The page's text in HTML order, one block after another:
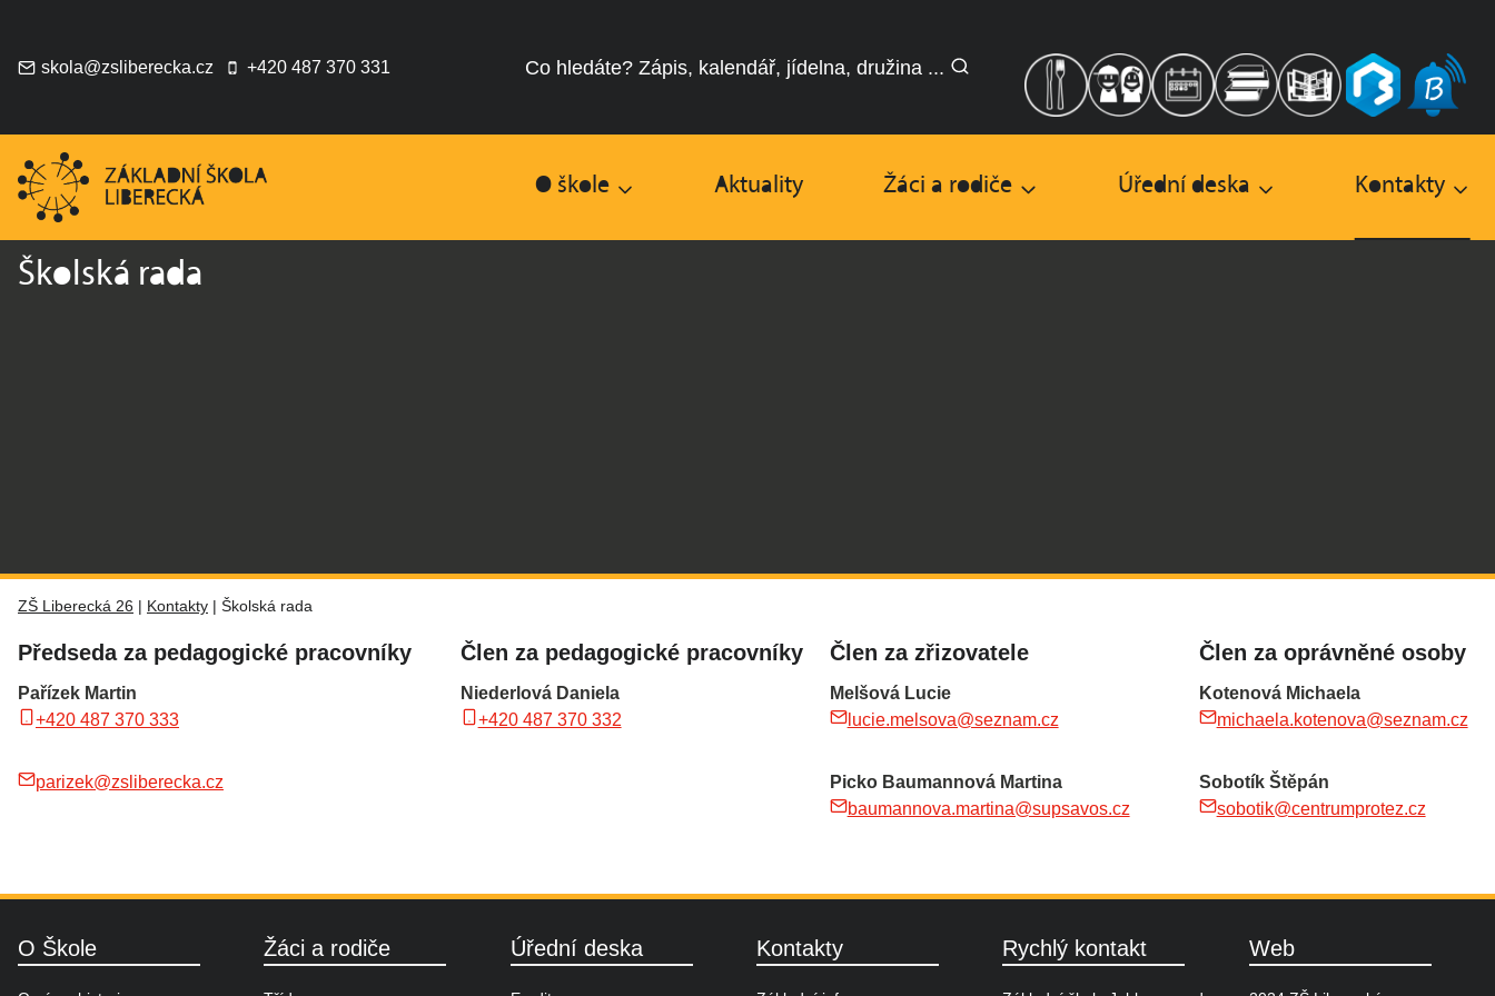
obsahskola@zsliberecka.cz +420 487 370 331 Co hledáte? Zápis, kalendář, jídelna, družina ...
O škole Aktuality Žáci a rodiče Úřední deska Kontakty
Školská rada
ZŠ Liberecká 26 Kontakty Školská rada
Předseda za pedagogické pracovníky
Pařízek Martin
+420 487 370 333
parizek@zsliberecka.cz
Člen za pedagogické pracovníky
Niederlová Daniela
+420 487 370 332
Člen za zřizovatele
Melšová Lucie
lucie.melsova@seznam.cz
Picko Baumannová Martina
baumannova.martina@supsavos.cz
Člen za oprávněné osoby
Kotenová Michaela
michaela.kotenova@seznam.cz
Sobotík Štěpán
sobotik@centrumprotez.cz
O Škole Žáci a rodiče Úřední deska Kontakty Rychlý kontakt Web